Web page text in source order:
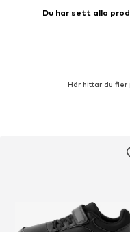
Du har sett alla
Här hittar du fler